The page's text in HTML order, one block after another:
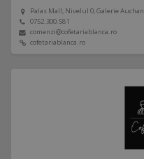
Palas Mall, Nivelul 0, Galerie Auchan
0752.300.581
comenzi@cofetariablanca.ro
cofetariablanca.ro